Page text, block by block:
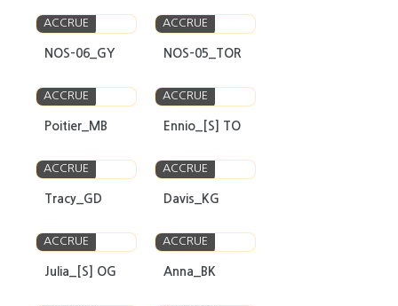
ACCRUE
NOS-06_GY
ACCRUE
NOS-05_TOR
ACCRUE
Poitier_MB
ACCRUE
Ennio_[S] TO
ACCRUE
Tracy_GD
ACCRUE
Davis_KG
ACCRUE
Julia_[S] OG
ACCRUE
Anna_BK